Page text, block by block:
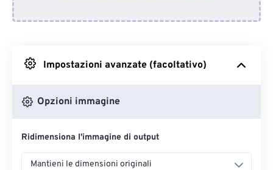
Da Google Drive
Impostazioni avanzate (facoltativo)
Opzioni immagine
Ridimensiona l'immagine di output
Mantieni le dimensioni originali